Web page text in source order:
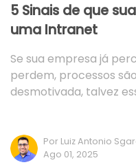
5 Sinais de que
uma Intranet
Se sua empresa já
perdem, processos
desmotivada, talvez
Por Luiz Antonio
Ago 01, 2025